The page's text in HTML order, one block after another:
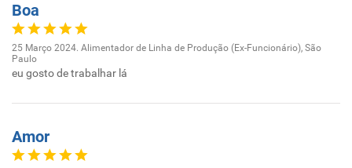
Boa
25 Março 2024. Alimentador de Linha de Produção (Ex-Funcionário), São
Paulo
eu gosto de trabalhar lá
Amor